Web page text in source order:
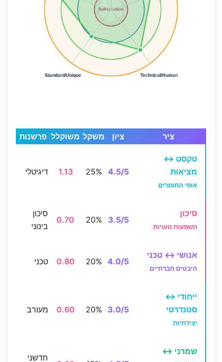
ציר ציון משקל משוקלל פרשנות
טקסט ↔
מציאות
אופי החומרים
4.5/5
25%
1.13 דיגיטלי
סיכון
השפעות טעויות
3.5/5
20%
0.70
סיכון
בינוני
אנושי ↔ טכני
היבטים חברתיים
4.0/5
20%
0.80 טכני
ייחודי ↔
סטנדרטי
יצירתיות
3.0/5
20%
0.60 מעורב
שמרני ↔
חדשני